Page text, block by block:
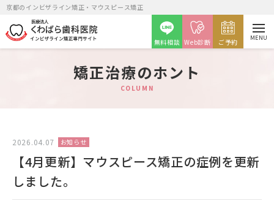
京都のインビザライン矯正・マウスピース矯正
無料相談 Web診断 ご予約
矯正カウンセリング予約
MENU
矯正治療のホント
COLUMN
2026.04.07 お知らせ
【4月更新】マウスピース矯正の症例を更新
しました。